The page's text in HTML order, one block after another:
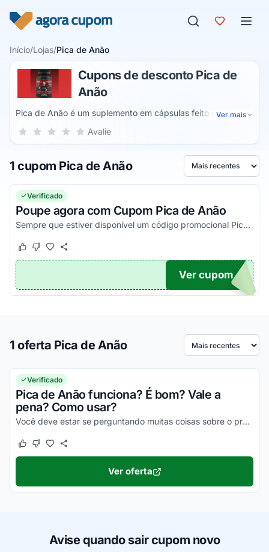
Início/Lojas/Pica de Anão
Cupons de desconto Pica de
Anão
Pica de Anão é um suplemento em cápsulas feito com
ingredientes de origem natural destinado ao combate da
intensificar os orgasmos.
Ver mais
Sua nota para Pica de Anão, de 1 a 5 estrelas
5 estrelas
4 estrelas
3 estrelas
2 estrelas
1 estrela Avalie
1 cupom Pica de Anão Ordenar por
Verificado
Poupe agora com Cupom Pica de Anão
Sempre que estiver disponível um código promocional Pica de Anão que funciona, seja na primeira compra ou não, ele estará aqui. Confira!
Este cupom funcionou
Este cupom não funcionou
TICO
Ver cupom
1 oferta Pica de Anão Ordenar por
Verificado
Pica de Anão funciona? É bom? Vale a
pena? Como usar?
Você deve estar se perguntando muitas coisas sobre o produto Pica de Anão. Para saber mais, ative seu desconto e tenha todas as informações.
Este cupom funcionou
Este cupom não funcionou
Ver oferta
Avise quando sair cupom novo